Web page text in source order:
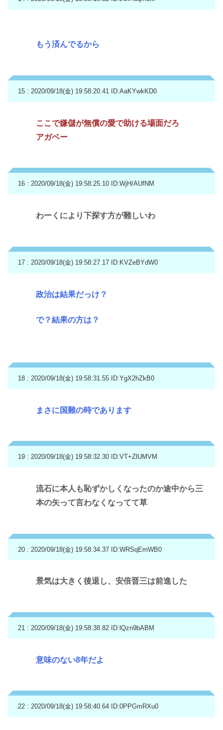
もう済んでるから
15 : 2020/09/18(金) 19:58:20.41 ID:AaKYwkKD0
ここで嫌儲が無償の愛で助ける場面だろ
アガベー
16 : 2020/09/18(金) 19:58:25.10 ID:WjH/AUfNM
わーくにより下探す方が難しいわ
17 : 2020/09/18(金) 19:58:27.17 ID:KVZeBYdW0
政治は結果だっけ？
で？結果の方は？
18 : 2020/09/18(金) 19:58:31.55 ID:YgX2hZkB0
まさに国難の時であります
19 : 2020/09/18(金) 19:58:32.30 ID:VT+ZlUMVM
流石に本人も恥ずかしくなったのか途中から三
本の矢って言わなくなってて草
20 : 2020/09/18(金) 19:58:34.37 ID:WRSqEmWB0
景気は大きく後退し、安倍晋三は前進した
21 : 2020/09/18(金) 19:58:38.82 ID:lQzn9bABM
意味のない8年だよ
22 : 2020/09/18(金) 19:58:40.64 ID:0PPGmRXu0